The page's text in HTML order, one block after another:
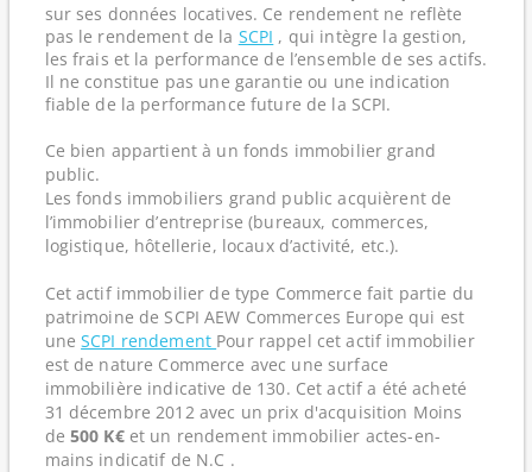
sur ses données locatives. Ce rendement ne reflète
pas le rendement de la SCPI , qui intègre la gestion,
les frais et la performance de l’ensemble de ses actifs.
Il ne constitue pas une garantie ou une indication
fiable de la performance future de la SCPI.
Ce bien appartient à un fonds immobilier grand
public.
Les fonds immobiliers grand public acquièrent de
l’immobilier d’entreprise (bureaux, commerces,
logistique, hôtellerie, locaux d’activité, etc.).
Cet actif immobilier de type Commerce fait partie du
patrimoine de SCPI AEW Commerces Europe qui est
uneSCPI rendement Pour rappel cet actif immobilier
est de nature Commerce avec une surface
immobilière indicative de 130. Cet actif a été acheté
31 décembre 2012 avec un prix d'acquisition Moins
de 500 K€et un rendement immobilier actes-en-
mains indicatif de N.C .